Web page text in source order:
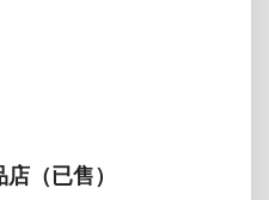
（已售）